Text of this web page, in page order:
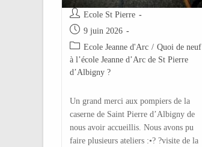
Ecole St Pierre
9 juin 2026
Ecole Jeanne d'Arc / Quoi de neuf
à l’école Jeanne d’Arc de St Pierre
d’Albigny ?
Un grand merci aux pompiers de la
caserne de Saint Pierre d’Albigny de
nous avoir accueillis. Nous avons pu
faire plusieurs ateliers :•? ?visite de la